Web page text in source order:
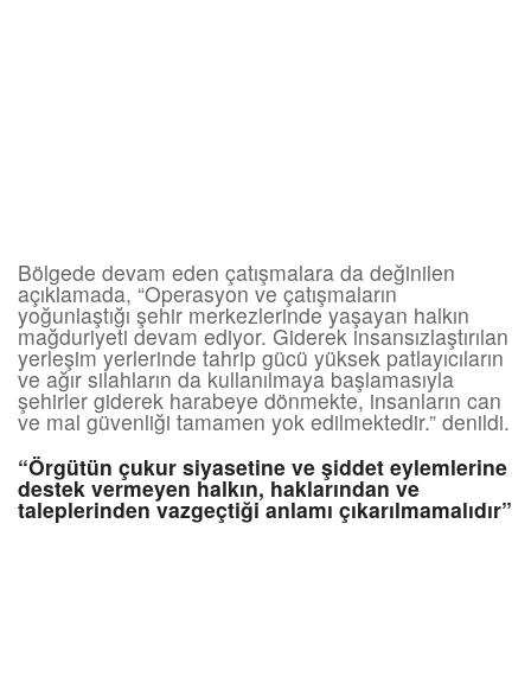
Bölgede devam eden çatışmalara da değinilen
açıklamada, “Operasyon ve çatışmaların
yoğunlaştığı şehir merkezlerinde yaşayan halkın
mağduriyeti devam ediyor. Giderek insansızlaştırılan
yerleşim yerlerinde tahrip gücü yüksek patlayıcıların
ve ağır silahların da kullanılmaya başlamasıyla
şehirler giderek harabeye dönmekte, insanların can
ve mal güvenliği tamamen yok edilmektedir.” denildi.
“Örgütün çukur siyasetine ve şiddet eylemlerine
destek vermeyen halkın, haklarından ve
taleplerinden vazgeçtiği anlamı çıkarılmamalıdır”